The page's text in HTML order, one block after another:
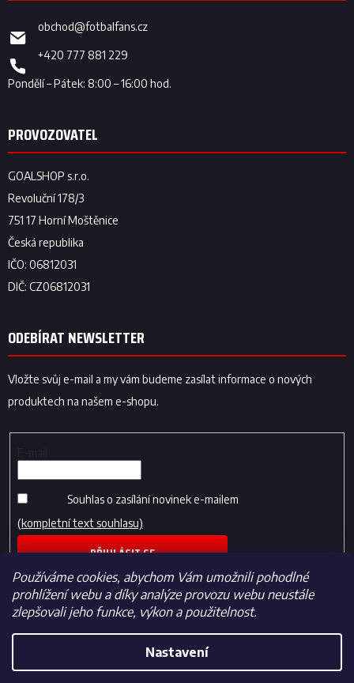
Používáme cookies, abychom Vám umožnili pohodlné
prohlížení webu a díky analýze provozu webu neustále
zlepšovali jeho funkce, výkon a použitelnost.
Nastavení
obchod@fotbalfans.cz
+420 777 881 229
ODEBÍRAT NEWSLETTER
Vložte svůj e-mail a my vám budeme zasílat informace o nových
produktech na našem e-shopu.
Souhlas o zasílání novinek e-mailem
(kompletní text souhlasu)
PŘIHLÁSIT SE
Vytvořil Shoptet